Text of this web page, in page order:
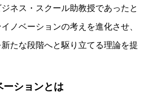
ネス・スクール助教授であったと
ノベーションの考えを進化させ、
たな段階へと駆り立てる理論を提
ーションとは